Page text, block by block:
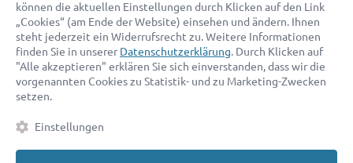
Auszeichnungen:
können die aktuellen Einstellungen durch Klicken auf den Link
„Cookies“ (am Ende der Website) einsehen und ändern. Ihnen
steht jederzeit ein Widerrufsrecht zu. Weitere Informationen
finden Sie in unserer Datenschutzerklärung. Durch Klicken auf
"Alle akzeptieren" erklären Sie sich einverstanden, dass wir die
vorgenannten Cookies zu Statistik- und zu Marketing-Zwecken
setzen.
Einstellungen